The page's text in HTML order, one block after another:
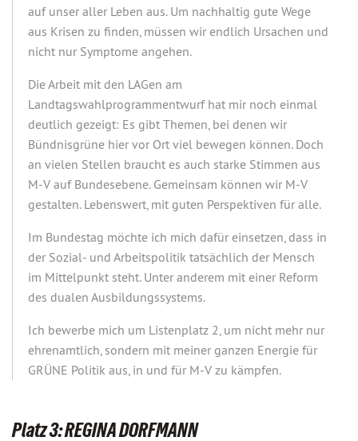
auf unser aller Leben aus. Um nachhaltig gute Wege
aus Krisen zu finden, müssen wir endlich Ursachen und
nicht nur Symptome angehen.
Die Arbeit mit den LAGen am
Landtagswahlprogrammentwurf hat mir noch einmal
deutlich gezeigt: Es gibt Themen, bei denen wir
Bündnisgrüne hier vor Ort viel bewegen können. Doch
an vielen Stellen braucht es auch starke Stimmen aus
M-V auf Bundesebene. Gemeinsam können wir M-V
gestalten. Lebenswert, mit guten Perspektiven für alle.
Im Bundestag möchte ich mich dafür einsetzen, dass in
der Sozial- und Arbeitspolitik tatsächlich der Mensch
im Mittelpunkt steht. Unter anderem mit einer Reform
des dualen Ausbildungssystems.
Ich bewerbe mich um Listenplatz 2, um nicht mehr nur
ehrenamtlich, sondern mit meiner ganzen Energie für
GRÜNE Politik aus, in und für M-V zu kämpfen.
Platz 3: REGINA DORFMANN